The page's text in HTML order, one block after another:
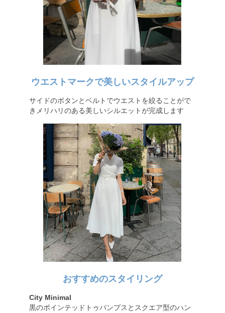
ウエストマークで美しいスタイルアップ
サイドのボタンとベルトでウエストを絞ることがで
きメリハリのある美しいシルエットが完成します
おすすめのスタイリング
City Minimal
黒のポインテッドトゥパンプスとスクエア型のハン